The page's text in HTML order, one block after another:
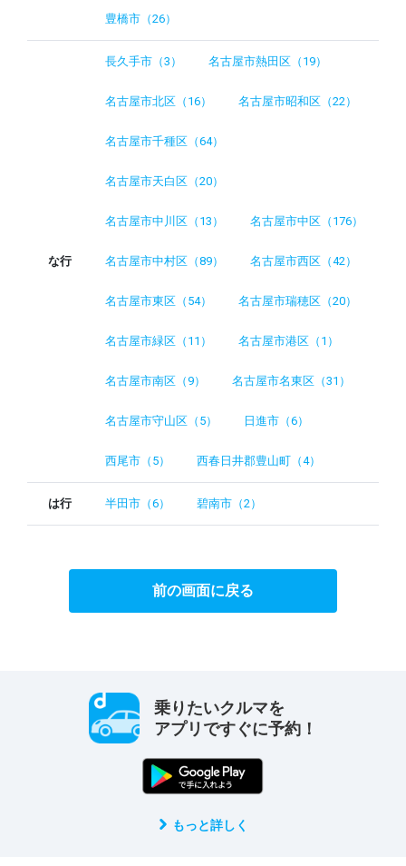
豊橋市（26）
な行
長久手市（3） 名古屋市熱田区（19）
名古屋市北区（16） 名古屋市昭和区（22）
名古屋市千種区（64）
名古屋市天白区（20）
名古屋市中川区（13） 名古屋市中区（176）
名古屋市中村区（89） 名古屋市西区（42）
名古屋市東区（54） 名古屋市瑞穂区（20）
名古屋市緑区（11） 名古屋市港区（1）
名古屋市南区（9） 名古屋市名東区（31）
名古屋市守山区（5） 日進市（6）
西尾市（5） 西春日井郡豊山町（4）
は行 半田市（6） 碧南市（2）
前の画面に戻る
乗りたいクルマを
アプリですぐに予約！
もっと詳しく